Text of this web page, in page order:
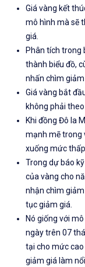
Giá vàng kết
mô hình mà sẽ
giá.
Phân tích trong
thành biểu đồ,
nhấn chìm
Giá vàng bắt
không phải
Khi đồng Đô la
mạnh mẽ trong
xuống mức
Trong dự báo
của vàng cho
nhận chìm
tục giảm giá.
Nó giống với
ngày trên 07
tại cho mức
giảm giá làm